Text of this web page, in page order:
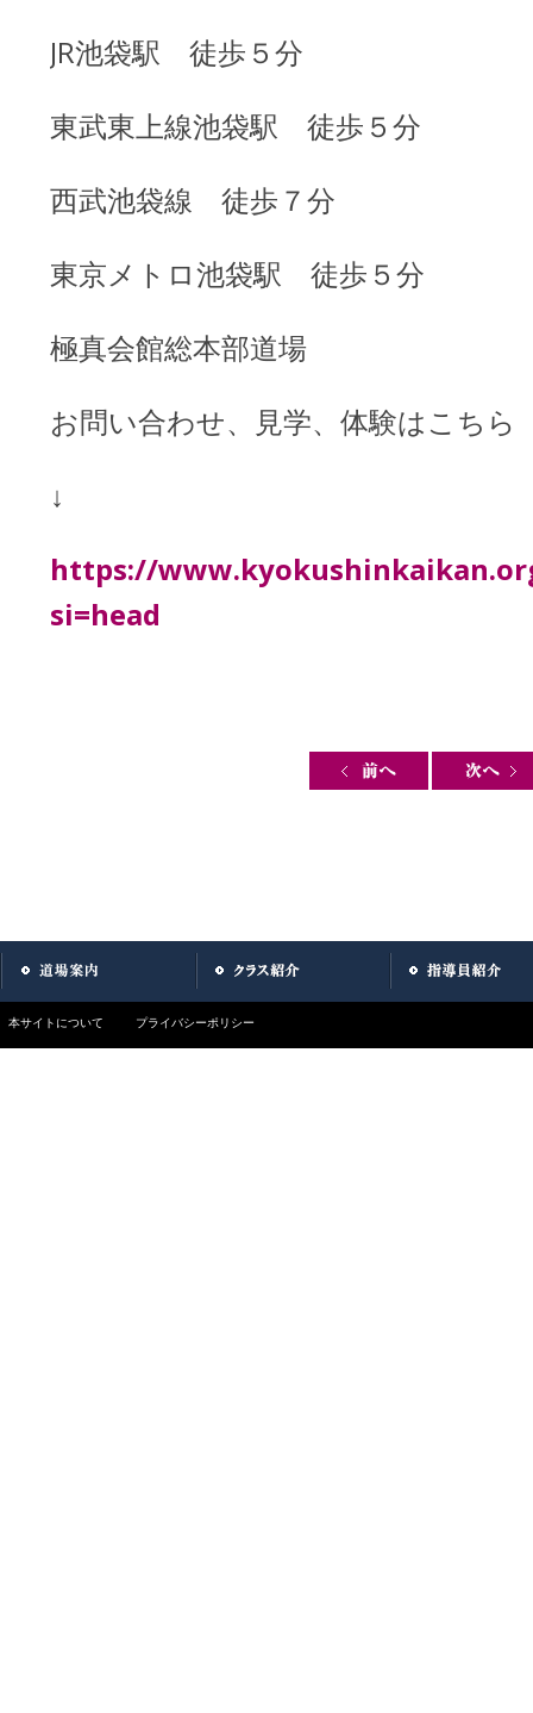
JR池袋駅 徒歩５分
東武東上線池袋駅 徒歩５分
西武池袋線 徒歩７分
東京メトロ池袋駅 徒歩５分
極真会館総本部道場
お問い合わせ、見学、体験はこちら
↓
https://
si=head
本サイトについて プライバシーポリシー